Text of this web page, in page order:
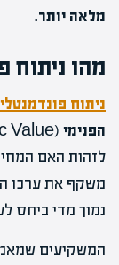
מלאה יותר.
מהו ניתוח
ניתוח פונדמנטלי
הפנימי
לזהות האם
משקף את ערכו
נמוך מדי ביחס
המשקיעים